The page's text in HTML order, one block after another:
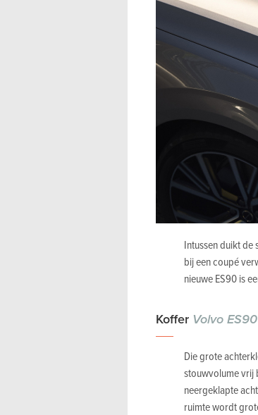
Intussen duikt
bij een coupé
nieuwe ES90 is
Koffer Volvo ES90
Die grote
stouwvolume vrij
neergeklapte
ruimte wordt